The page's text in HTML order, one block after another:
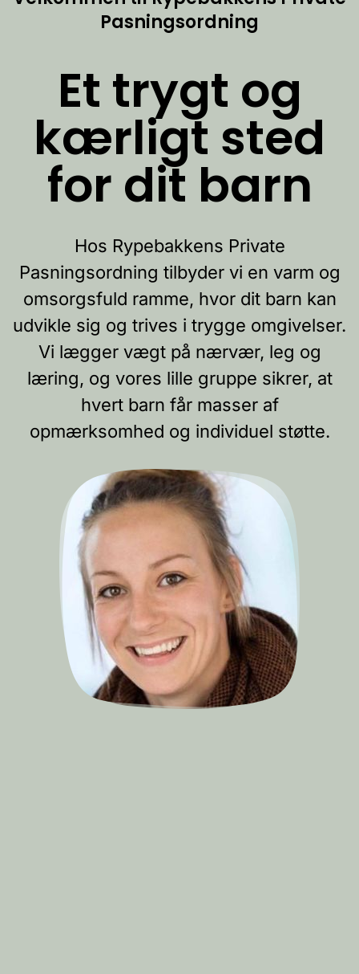
Pasningsordning
Et trygt og
kærligt sted
for dit barn
Hos Rypebakkens Private
Pasningsordning tilbyder vi en varm og
omsorgsfuld ramme, hvor dit barn kan
udvikle sig og trives i trygge omgivelser.
Vi lægger vægt på nærvær, leg og
læring, og vores lille gruppe sikrer, at
hvert barn får masser af
opmærksomhed og individuel støtte.